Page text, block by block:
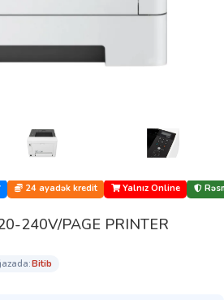
24 ayadək kredit Yalnız Online
240V/PAGE PRINTER
bi̇ti̇b